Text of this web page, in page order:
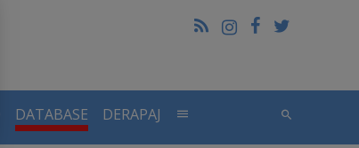
DATABASE DERAPAJ